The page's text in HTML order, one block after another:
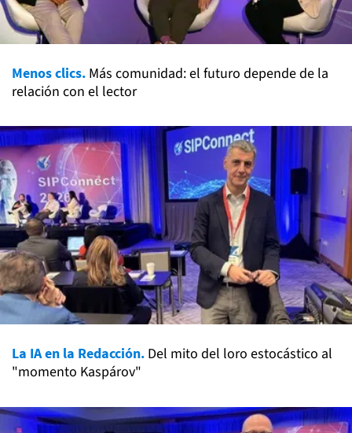
Menos clics. Más comunidad: el futuro depende de la
relación con el lector
La IA en la Redacción. Del mito del loro estocástico al
"momento Kaspárov"